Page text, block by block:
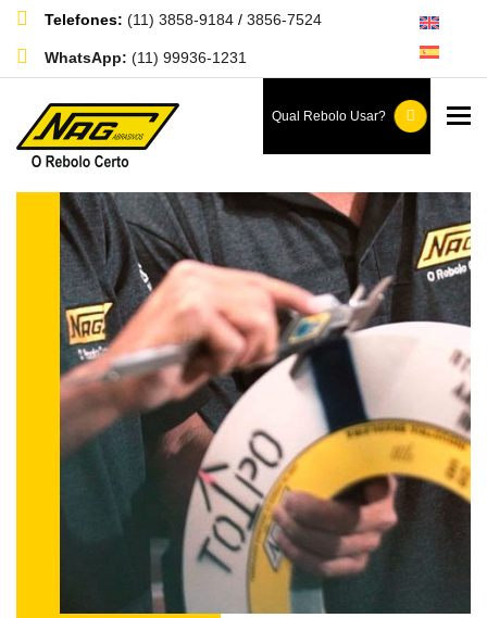
Telefones: (11) 3858-9184 / 3856-7524
WhatsApp: (11) 99936-1231
Qual Rebolo Usar?